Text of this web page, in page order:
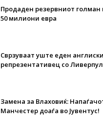
Продаден резервниот голман
50 милиони евра
Сврзуваат уште еден англиски
репрезентативец со Ливерпул
Замена за Влаховиќ:
Манчестер доаѓа во Јувентус!